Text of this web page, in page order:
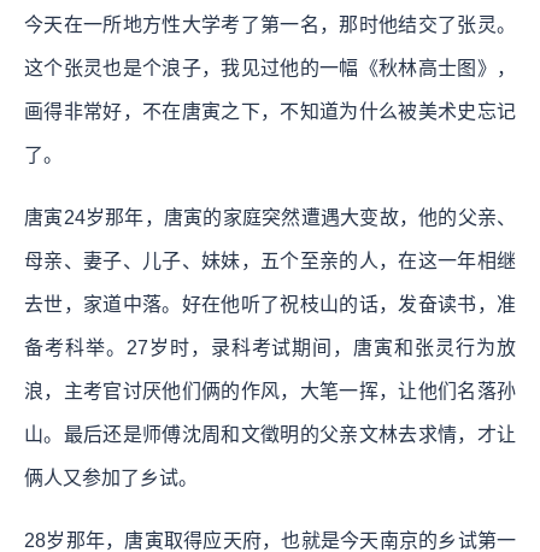
今天在一所地方性大学考了第一名，那时他结交了张灵。
这个张灵也是个浪子，我见过他的一幅《秋林高士图》，
画得非常好，不在唐寅之下，不知道为什么被美术史忘记
了。
唐寅24岁那年，唐寅的家庭突然遭遇大变故，他的父亲、
母亲、妻子、儿子、妹妹，五个至亲的人，在这一年相继
去世，家道中落。好在他听了祝枝山的话，发奋读书，准
备考科举。27岁时，录科考试期间，唐寅和张灵行为放
浪，主考官讨厌他们俩的作风，大笔一挥，让他们名落孙
山。最后还是师傅沈周和文徵明的父亲文林去求情，才让
俩人又参加了乡试。
28岁那年，唐寅取得应天府，也就是今天南京的乡试第一